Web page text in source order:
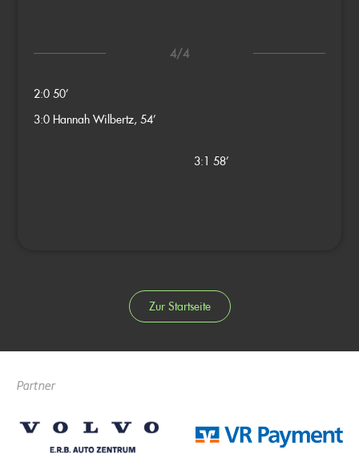
4/4
2:0 50’
3:0 Hannah Wilbertz, 54’
3:1 58’
Zur Startseite
Partner